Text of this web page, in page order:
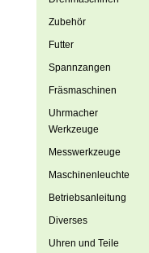
Zubehör
Futter
Spannzangen
Fräsmaschinen
Uhrmacher
Werkzeuge
Messwerkzeuge
Maschinenleuchte
Betriebsanleitung
Diverses
Uhren und Teile